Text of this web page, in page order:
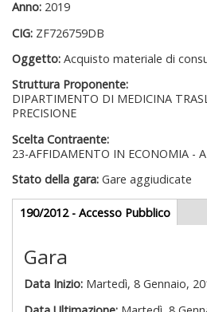
Anno: 2019
CIG: ZF726759DB
Oggetto: Acquisto materiale di
Struttura Proponente:
DIPARTIMENTO DI MEDICINA
PRECISIONE
Scelta Contraente:
23-AFFIDAMENTO IN ECONOMIA -
Stato della gara: Gare aggiudicate
Gare appalti
190/2012 - Accesso Pubblico(scheda
attiva)
Gara
Data Inizio: Martedì, 8 Gennaio,